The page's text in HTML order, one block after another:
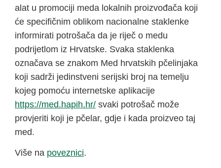
alat u promociji meda lokalnih proizvođača koji
će specifičnim oblikom nacionalne staklenke
informirati potrošača da je riječ o medu
podrijetlom iz Hrvatske. Svaka staklenka
označava se znakom Med hrvatskih pčelinjaka
koji sadrži jedinstveni serijski broj na temelju
kojeg pomoću internetske aplikacije
https://med.hapih.hr/ svaki potrošač može
provjeriti koji je pčelar, gdje i kada proizveo taj
med.
Više na poveznici.